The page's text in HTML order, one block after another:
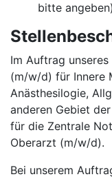
bitte angeben)
Im Auftrag
(m/w/d) für Innere
Anästhesilogie,
anderen Gebiet
für die Zentrale
Oberarzt (m/w/d).
Bei unserem